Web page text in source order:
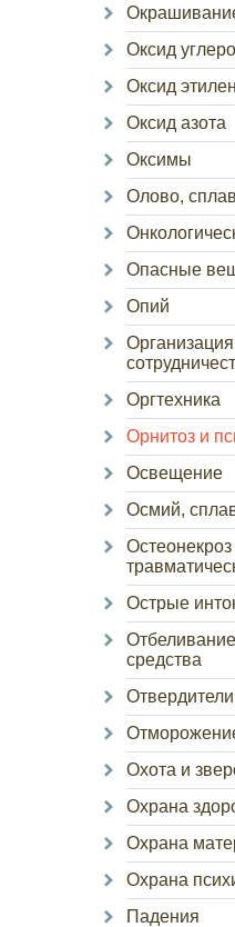
Оксид
Оксид
Оксид азота
Оксимы
Олово,
Опасные
Опий
Оргтехника
Орнитоз и
Освещение
Осмий,
Острые
средства
Отвердители
Охота и
Охрана
Охрана
Охрана
Падения